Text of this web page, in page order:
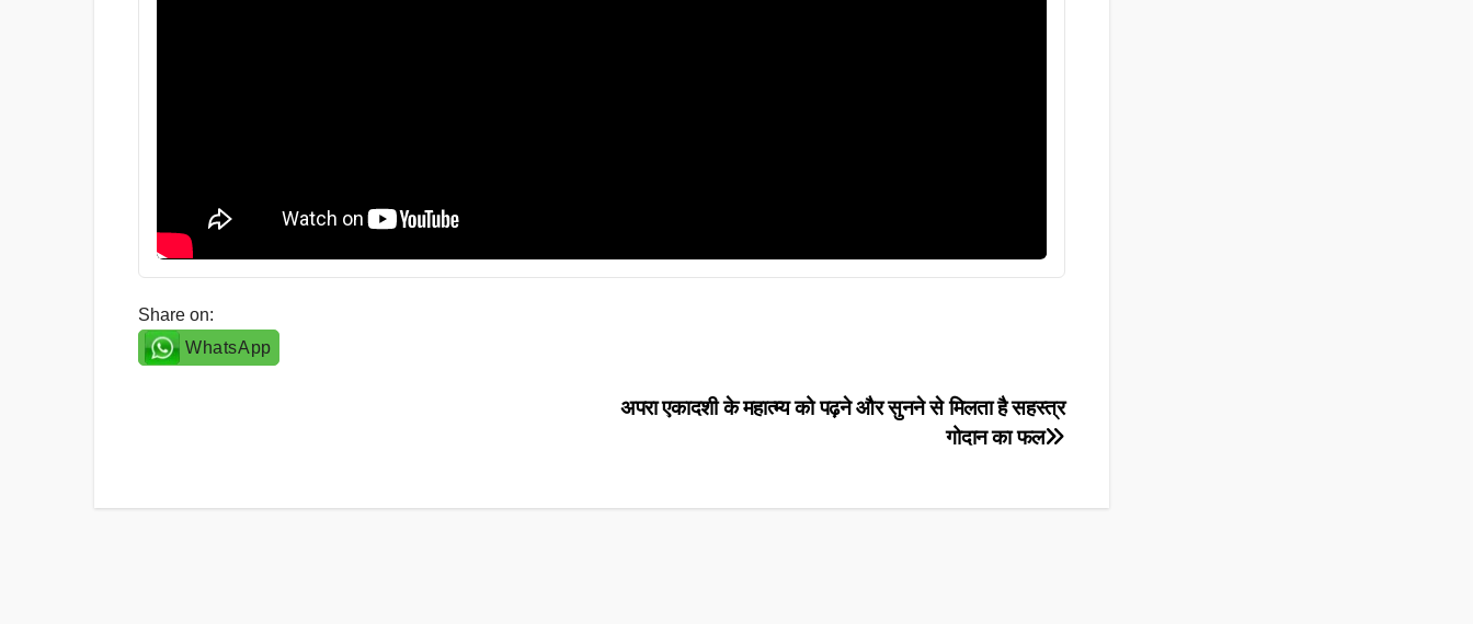
Share on:
WhatsApp
अपरा एकादशी के महात्म्य को पढ़ने और सुनने से मिलता है सहस्त्र
गोदान का फल